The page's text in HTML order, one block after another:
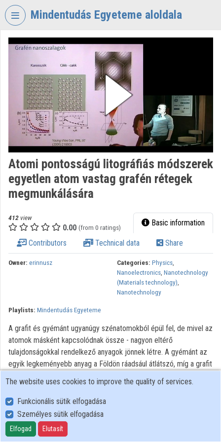
Skip header
Mindentudás Egyeteme aloldala
VIDEOTORIUM
EGYETEME
Organization home
Log In
Organization discovery
Categories
Organization playlists
Contributors
Atomi pontosságú litográfiás módszerek
egyetlen atom vastag grafén rétegek
megmunkálására
412 view
0.00 (from 0 ratings) Basic information
Contributors Technical data Share
Owner: erinnusz Categories: Physics,
Nanoelectronics, Nanotechnology
(Materials technology),
Nanotechnology
Playlists: Mindentudás Egyeteme
A grafit és gyémánt ugyanúgy szénatomokból épül fel, de mivel az
atomok másként kapcsolódnak össze - nagyon eltérő
tulajdonságokkal rendelkező anyagok jönnek létre. A gyémánt az
egyik legkeményebb anyag a Földön ráadsául átlátszó, míg a grafit
olyan lágy, hogy papírra is írhatunk vele és fekete. Ha sikerül
egyetlen atomi rétegetelválasztani a tömbi grafit számtalan
rétegétől, akkor, annak különleges és újszerű tulajdonságai
lesznek: például remekül vezeti az elektromosságot, nagyon
hajlékony, ugyanakkor pedig szinte tökéletesen átlátszó is! Ez a
grafén. A grafén alkalmazási lehetőségei a hajlékony
The website uses cookies to improve the quality of services.
Funkcionális sütik elfogadása
Személyes sütik elfogadása
Elfogad Elutasít